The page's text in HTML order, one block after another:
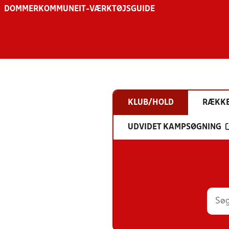
DOMMER KOMMUNE IT-VÆRKTØJSGUIDE
KLUB/HOLD
UDVIDET KAMPSØGNING